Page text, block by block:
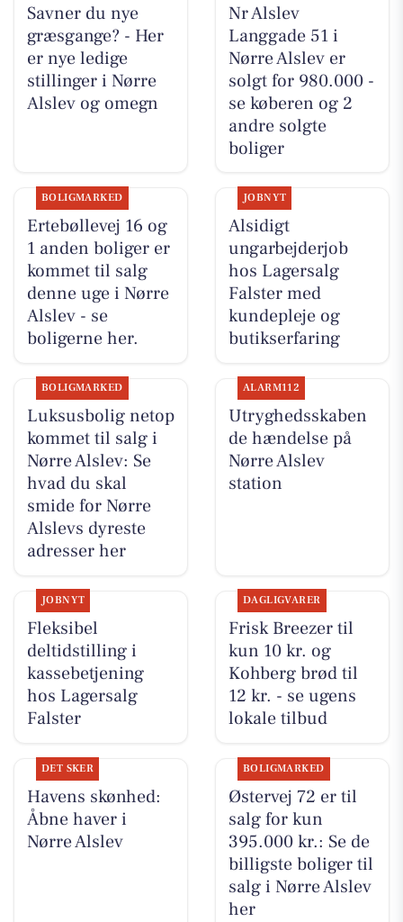
Savner du nye
græsgange? - Her
er nye ledige
stillinger i Nørre
Alslev og omegn
Nr Alslev
Langgade 51 i
Nørre Alslev er
solgt for 980.000 -
se køberen og 2
andre solgte
boliger
BOLIGMARKED
Ertebøllevej 16 og
1 anden boliger er
kommet til salg
denne uge i Nørre
Alslev - se
boligerne her.
JOBNYT
Alsidigt
ungarbejderjob
hos Lagersalg
Falster med
kundepleje og
butikserfaring
BOLIGMARKED
Luksusbolig netop
kommet til salg i
Nørre Alslev: Se
hvad du skal
smide for Nørre
Alslevs dyreste
adresser her
ALARM112
Utryghedsskaben
de hændelse på
Nørre Alslev
station
JOBNYT
Fleksibel
deltidstilling i
kassebetjening
hos Lagersalg
Falster
DAGLIGVARER
Frisk Breezer til
kun 10 kr. og
Kohberg brød til
12 kr. - se ugens
lokale tilbud
DET SKER
Havens skønhed:
Åbne haver i
Nørre Alslev
BOLIGMARKED
Østervej 72 er til
salg for kun
395.000 kr.: Se de
billigste boliger til
salg i Nørre Alslev
her